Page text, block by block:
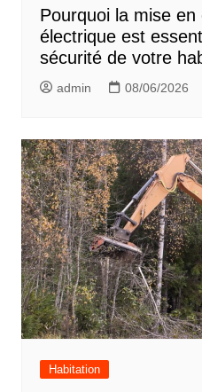
Pourquoi la mise
électrique est
sécurité de votre
admin 08/06/2026
Habitation